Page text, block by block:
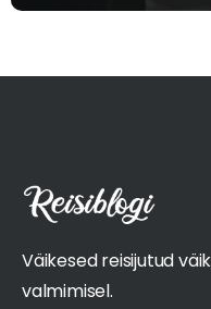
Väikesed reisijutud
valmimisel.